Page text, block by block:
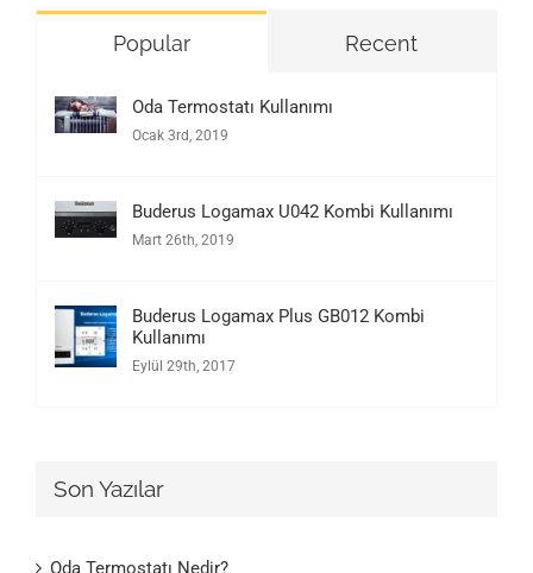
Popular Recent
Oda Termostatı Kullanımı
Ocak 3rd, 2019
Buderus Logamax U042 Kombi Kullanımı
Mart 26th, 2019
Buderus Logamax Plus GB012 Kombi
Kullanımı
Eylül 29th, 2017
Son Yazılar
Oda Termostatı Nedir?